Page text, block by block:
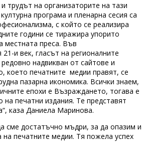
трудът на организаторите на тази
програма и пленарна сесия са
с който се реализира
години се тиражира упорито
местната преса. Във
и век, гласът на регионалните
надвикван от сайтове и
което печатните медии правят, се
пазарна икономика. Всички знаем,
епохи е Възраждането, тогава е
на печатни издания. Те представят
каза Даниела Маринова.
сме достатъчно мъдри, за да опазим и
печатните медии. Тя пожела успех